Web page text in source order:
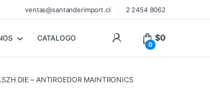
ventas@santanderimport.cl 2 2454 8062
CATALOGO
0
$0
DIE – ANTIROEDOR MAINTRONICS